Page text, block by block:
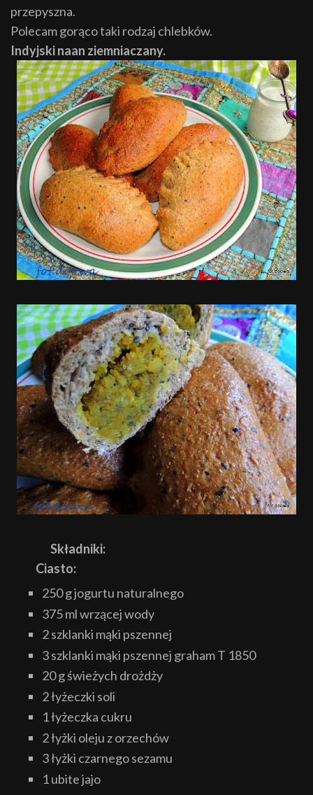
przepyszna.
Polecam gorąco taki rodzaj chlebków.
Indyjski naan ziemniaczany.
Składniki:
Ciasto:
250 g jogurtu naturalnego
375 ml wrzącej wody
2 szklanki mąki pszennej
3 szklanki mąki pszennej graham T 1850
20 g świeżych drożdży
2 łyżeczki soli
1 łyżeczka cukru
2 łyżki oleju z orzechów
3 łyżki czarnego sezamu
1 ubite jajo